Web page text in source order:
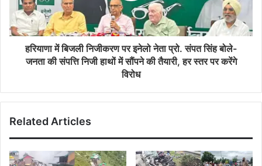
हरियाणा में बिजली निजीकरण पर इनेलो नेता प्रो. संपत सिंह बोले-
जनता की संपत्ति निजी हाथों में सौंपने की तैयारी, हर स्तर पर करेंगे
विरोध
Related Articles